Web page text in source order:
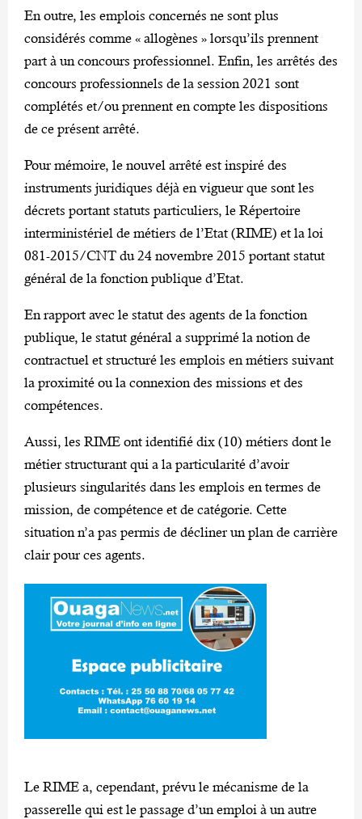
En outre, les emplois concernés ne sont plus
considérés comme « allogènes » lorsqu’ils prennent
part à un concours professionnel. Enfin, les arrêtés des
concours professionnels de la session 2021 sont
complétés et/ou prennent en compte les dispositions
de ce présent arrêté.
Pour mémoire, le nouvel arrêté est inspiré des
instruments juridiques déjà en vigueur que sont les
décrets portant statuts particuliers, le Répertoire
interministériel de métiers de l’Etat (RIME) et la loi
081-2015/CNT du 24 novembre 2015 portant statut
général de la fonction publique d’Etat.
En rapport avec le statut des agents de la fonction
publique, le statut général a supprimé la notion de
contractuel et structuré les emplois en métiers suivant
la proximité ou la connexion des missions et des
compétences.
Aussi, les RIME ont identifié dix (10) métiers dont le
métier structurant qui a la particularité d’avoir
plusieurs singularités dans les emplois en termes de
mission, de compétence et de catégorie. Cette
situation n’a pas permis de décliner un plan de carrière
clair pour ces agents.
Le RIME a, cependant, prévu le mécanisme de la
passerelle qui est le passage d’un emploi à un autre